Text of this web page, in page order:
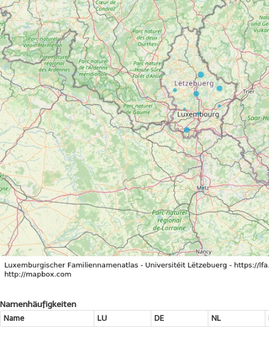
Namenhäufigkeiten
Name LU DE NL